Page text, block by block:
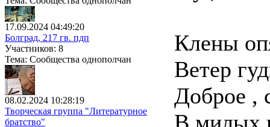
17.09.2024 04:49:20
Болград, 217 гв. пдп
Участников: 8
Тема: Сообщества однополчан
08.02.2024 10:28:19
Творческая группа "Литературное
братство"
Клены
Ветер
Доброе ,